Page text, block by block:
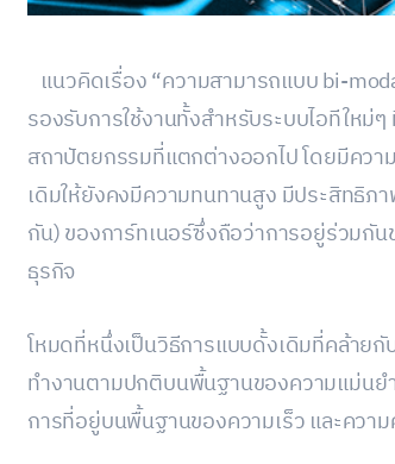
แนวคิดเรื่อง “ความสามารถแบบ bi-
รองรับการใช้งานทั้งสำหรับระบบไอทีใหม่ๆ
สถาปัตยกรรมที่แตกต่างออกไป โดยมีคว
เดิมให้ยังคงมีความทนทานสูง มีประสิทธิภ
กัน) ของการ์ทเนอร์ซึ่งถือว่าการอยู่ร่วมกั
ธุรกิจ
โหมดที่หนึ่งเป็นวิธีการแบบดั้งเดิมที่คล้ายกั
ทำงานตามปกติบนพื้นฐานของความแม่นย
การที่อยู่บนพื้นฐานของความเร็ว และคว